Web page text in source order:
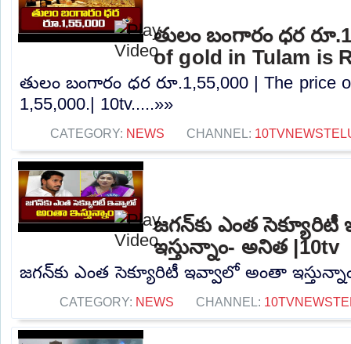
తులం బంగారం ధర
of gold in Tulam is
తులం బంగారం ధర రూ.1,55,000 | The price
1,55,000.| 10tv.....»»
CATEGORY: NEWS CHANNEL:
జగన్‌కు ఎంత
ఇస్తున్నాం- అనిత |10tv
జగన్‌కు ఎంత సెక్యూరిటీ ఇవ్వాలో అంతా
CATEGORY: NEWS CHANNEL: